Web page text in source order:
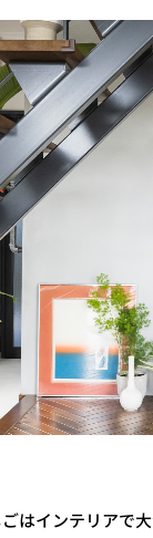
はインテリアで